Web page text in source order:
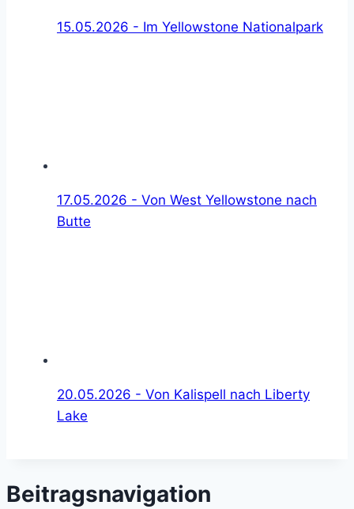
15.05.2026 - Im Yellowstone Nationalpark
17.05.2026 - Von West Yellowstone nach
Butte
20.05.2026 - Von Kalispell nach Liberty
Lake
Beitragsnavigation